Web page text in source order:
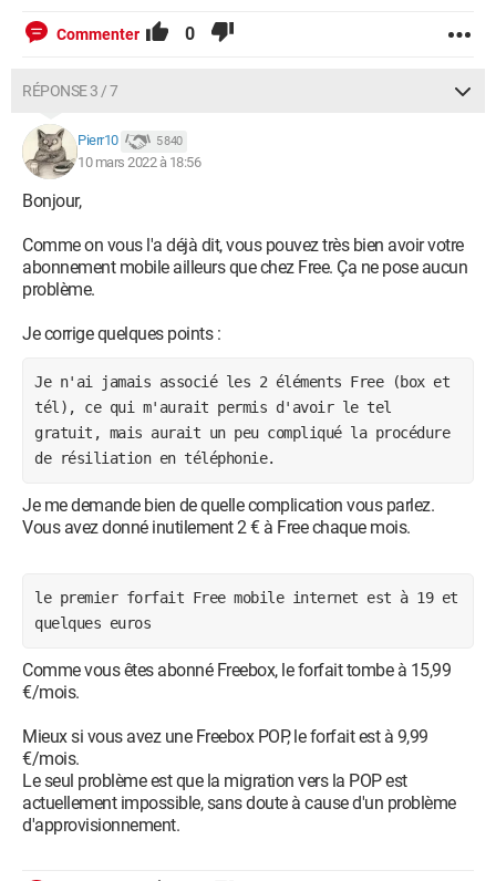
Commenter 0
RÉPONSE 3 / 7
Pierr10 5 840
10 mars 2022 à 18:56
Bonjour,
Comme on vous l'a déjà dit, vous pouvez très bien avoir votre
abonnement mobile ailleurs que chez Free. Ça ne pose aucun
problème.
Je corrige quelques points :
Je n'ai jamais associé les 2 éléments Free (box et
tél), ce qui m'aurait permis d'avoir le tel
gratuit, mais aurait un peu compliqué la procédure
de résiliation en téléphonie.
Je me demande bien de quelle complication vous parlez.
Vous avez donné inutilement 2 € à Free chaque mois.
le premier forfait Free mobile internet est à 19 et
quelques euros
Comme vous êtes abonné Freebox, le forfait tombe à 15,99
€/mois.
Mieux si vous avez une Freebox POP, le forfait est à 9,99
€/mois.
Le seul problème est que la migration vers la POP est
actuellement impossible, sans doute à cause d'un problème
d'approvisionnement.